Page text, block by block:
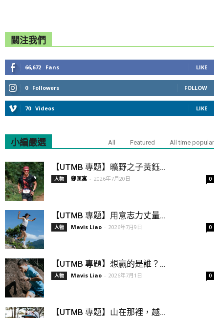
關注我們
66,672 Fans LIKE
0 Followers FOLLOW
70 Videos LIKE
小編嚴選 All Featured All time popular
【UTMB 專題】曠野之子黃鈺...
人物 鄭匡寓 - 2026年7月20日 0
【UTMB 專題】用意志力丈量...
人物 Mavis Liao - 2026年7月9日 0
【UTMB 專題】想贏的是誰？...
人物 Mavis Liao - 2026年7月1日 0
【UTMB 專題】山在那裡，越...